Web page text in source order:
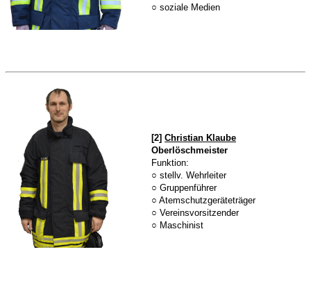
○ soziale Medien
[2] Christian Klaube
Oberlöschmeister
Funktion:
○ stellv. Wehrleiter
○ Gruppenführer
○ Atemschutzgeräteträger
○ Vereinsvorsitzender
○ Maschinist